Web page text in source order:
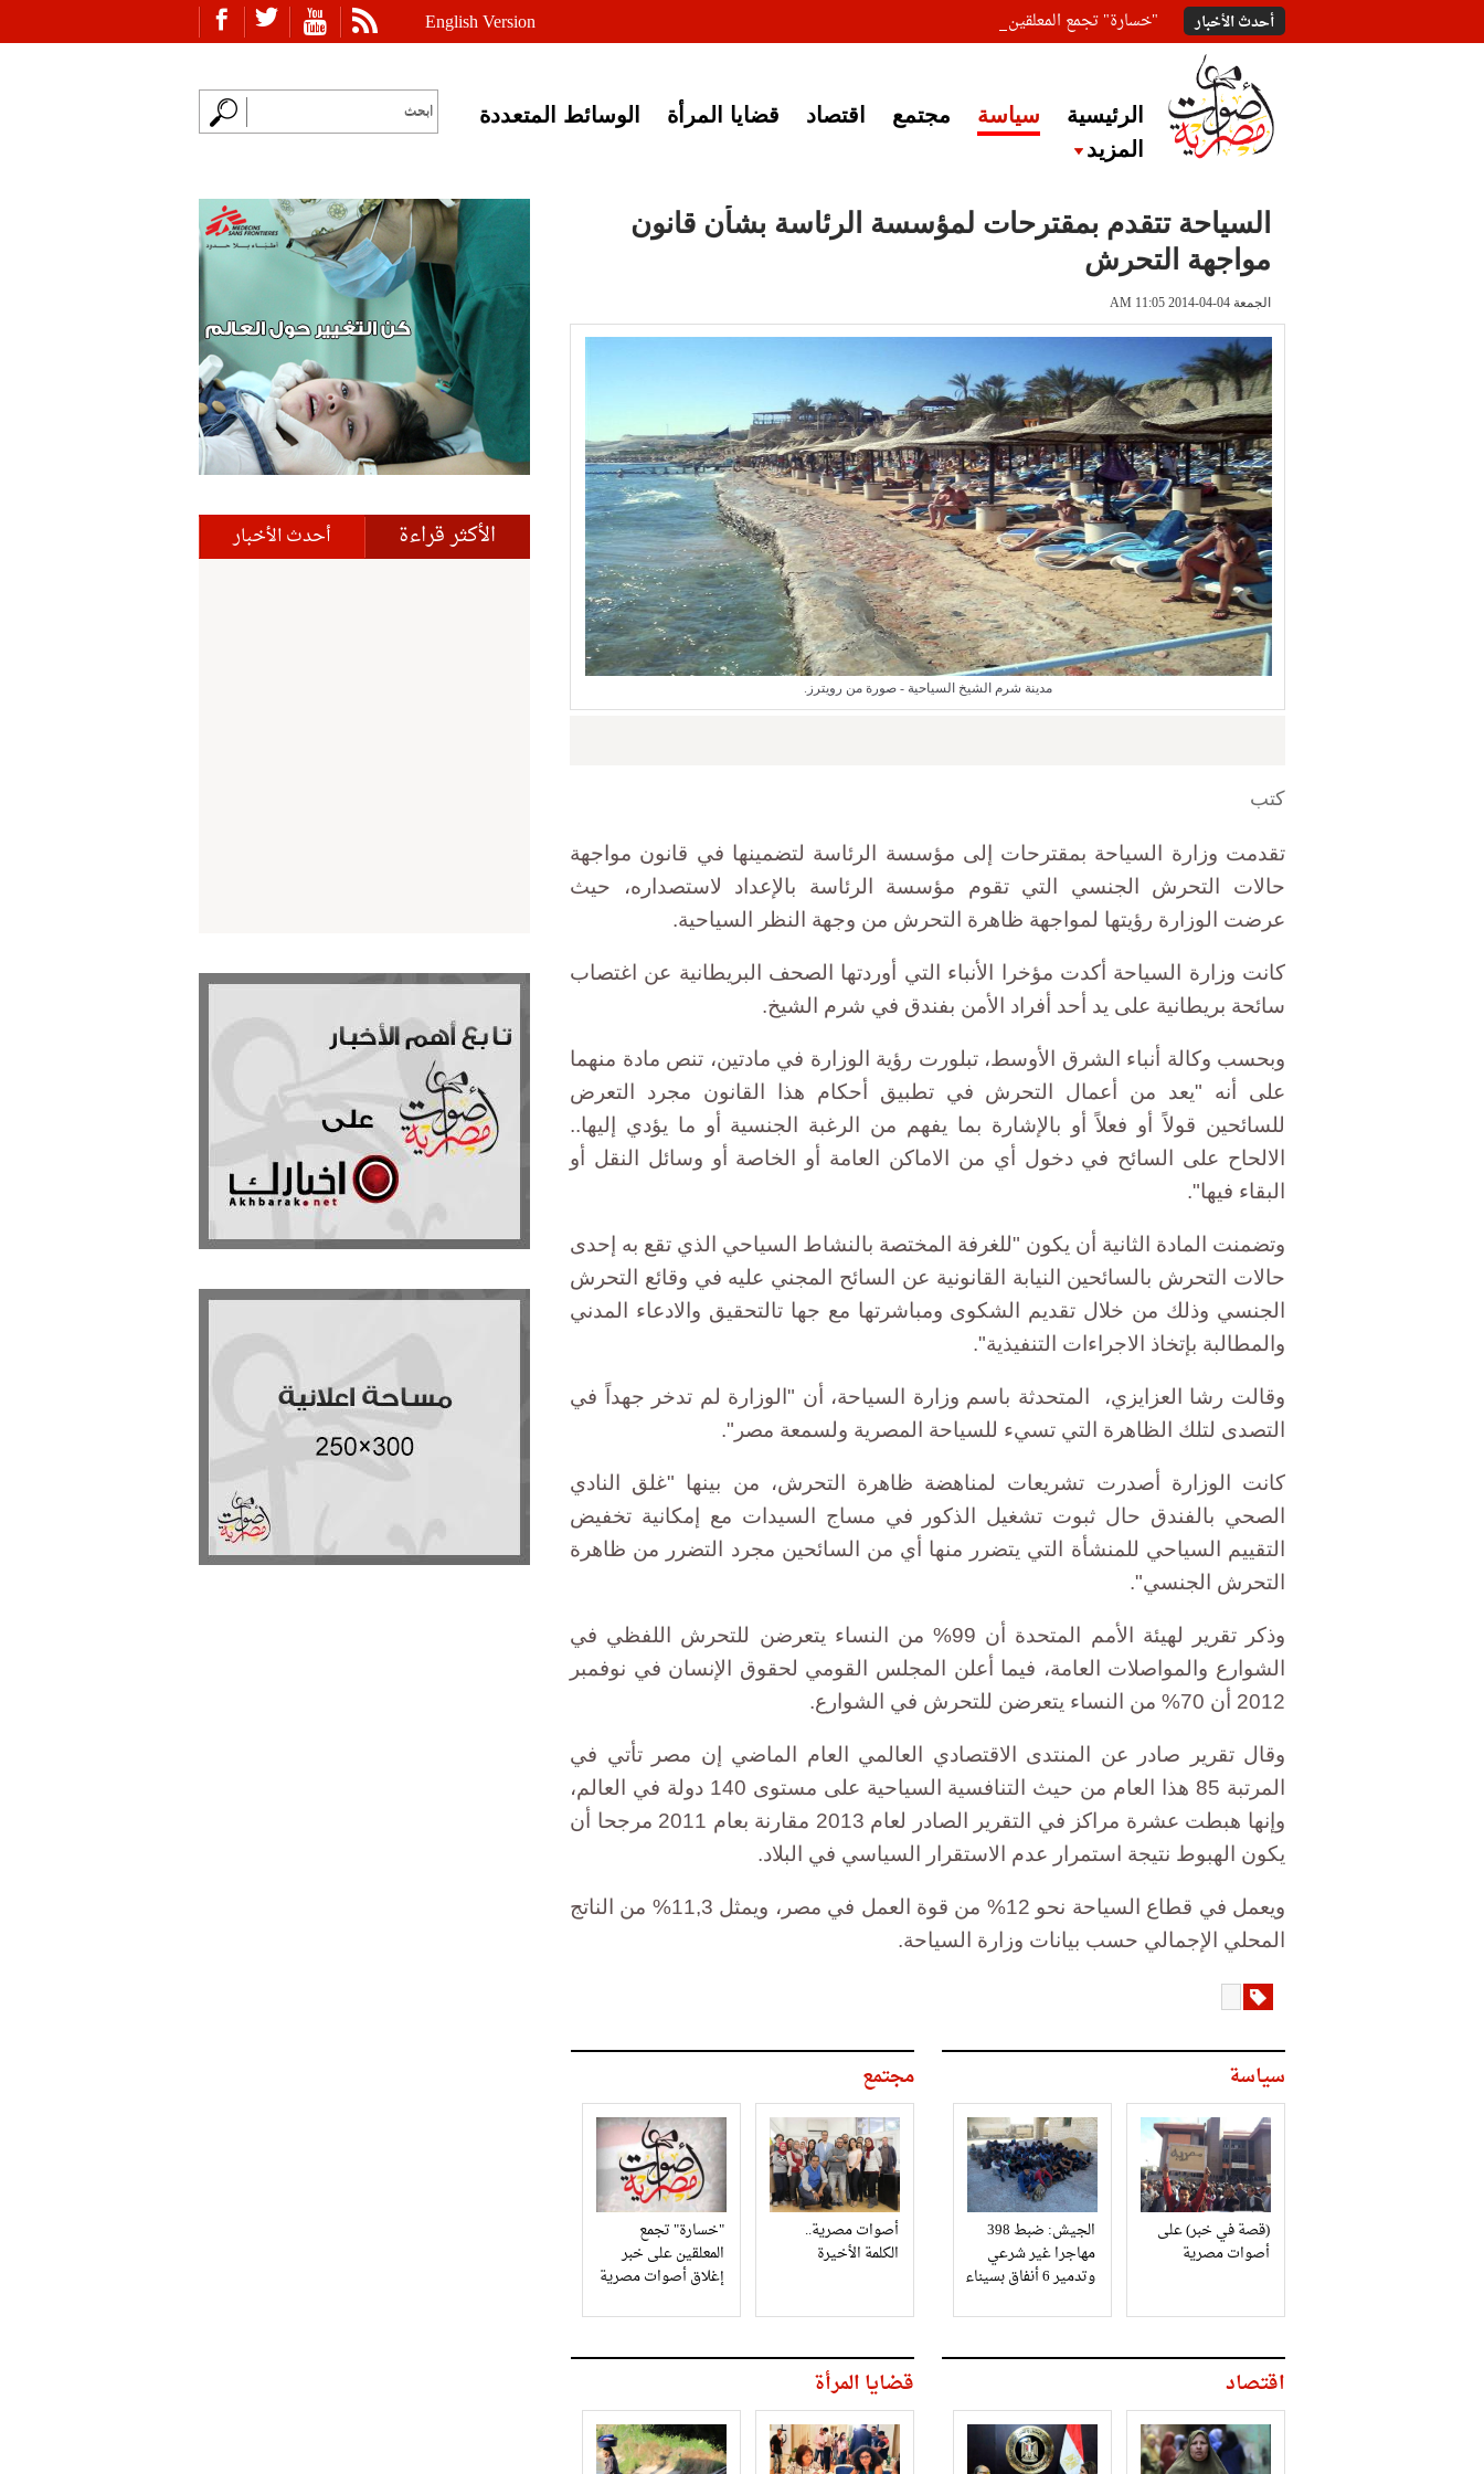
English Version أحدث الأخبار "خسارة" تجمع المعلقين على خبر إغلاق أصوات مصرية
الرئيسية سياسة مجتمع اقتصاد قضايا المرأة
الوسائط المتعددة
المزيد
السياحة تتقدم بمقترحات لمؤسسة الرئاسة بشأن قانون
مواجهة التحرش
الجمعة 04-04-2014 AM 11:05
مدينة شرم الشيخ السياحية - صورة من رويترز.
كتب
تقدمت وزارة السياحة بمقترحات إلى مؤسسة الرئاسة لتضمينها في قانون مواجهة
حالات التحرش الجنسي التي تقوم مؤسسة الرئاسة بالإعداد لاستصداره، حيث
عرضت الوزارة رؤيتها لمواجهة ظاهرة التحرش من وجهة النظر السياحية.
كانت وزارة السياحة أكدت مؤخرا الأنباء التي أوردتها الصحف البريطانية عن اغتصاب
سائحة بريطانية على يد أحد أفراد الأمن بفندق في شرم الشيخ.
وبحسب وكالة أنباء الشرق الأوسط، تبلورت رؤية الوزارة في مادتين، تنص مادة منهما
على أنه "يعد من أعمال التحرش في تطبيق أحكام هذا القانون مجرد التعرض
للسائحين قولاً أو فعلاً أو بالإشارة بما يفهم من الرغبة الجنسية أو ما يؤدي إليها..
الالحاح على السائح في دخول أي من الاماكن العامة أو الخاصة أو وسائل النقل أو
البقاء فيها".
وتضمنت المادة الثانية أن يكون "للغرفة المختصة بالنشاط السياحي الذي تقع به إحدى
حالات التحرش بالسائحين النيابة القانونية عن السائح المجني عليه في وقائع التحرش
الجنسي وذلك من خلال تقديم الشكوى ومباشرتها مع جها تالتحقيق والادعاء المدني
والمطالبة بإتخاذ الاجراءات التنفيذية".
وقالت رشا العزايزي، المتحدثة باسم وزارة السياحة، أن "الوزارة لم تدخر جهداً في
التصدى لتلك الظاهرة التي تسيء للسياحة المصرية ولسمعة مصر".
كانت الوزارة أصدرت تشريعات لمناهضة ظاهرة التحرش، من بينها "غلق النادي
الصحي بالفندق حال ثبوت تشغيل الذكور في مساج السيدات مع إمكانية تخفيض
التقييم السياحي للمنشأة التي يتضرر منها أي من السائحين مجرد التضرر من ظاهرة
التحرش الجنسي".
وذكر تقرير لهيئة الأمم المتحدة أن 99% من النساء يتعرضن للتحرش اللفظي في
الشوارع والمواصلات العامة، فيما أعلن المجلس القومي لحقوق الإنسان في نوفمبر
2012 أن 70% من النساء يتعرضن للتحرش في الشوارع.
وقال تقرير صادر عن المنتدى الاقتصادي العالمي العام الماضي إن مصر تأتي في
المرتبة 85 هذا العام من حيث التنافسية السياحية على مستوى 140 دولة في العالم،
وإنها هبطت عشرة مراكز في التقرير الصادر لعام 2013 مقارنة بعام 2011 مرجحا أن
يكون الهبوط نتيجة استمرار عدم الاستقرار السياسي في البلاد.
ويعمل في قطاع السياحة نحو 12% من قوة العمل في مصر، ويمثل 11,3% من الناتج
المحلي الإجمالي حسب بيانات وزارة السياحة.
سياسة
(قصة في خبر) على
أصوات مصرية
الجيش: ضبط 398
مهاجرا غير شرعي
وتدمير 6 أنفاق بسيناء
مجتمع
أصوات مصرية..
الكلمة الأخيرة
"خسارة" تجمع
المعلقين على خبر
إغلاق أصوات مصرية
اقتصاد قضايا المرأة
الأكثر قراءة أحدث الأخبار